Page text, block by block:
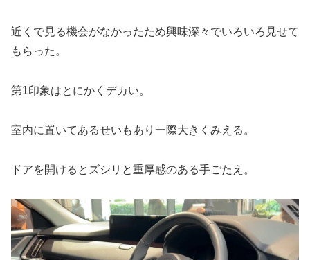
近くで見る機会がなかったため興味深々でいろいろ見せて
もらった。
第1印象はとにかくデカい。
室内に置いてあるせいもあり一際大きくみえる。
ドアを開けるとズシリと重厚感のある手ごたえ。